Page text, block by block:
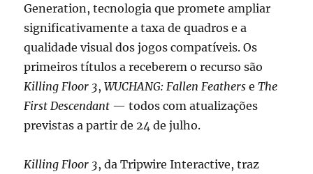
Generation, tecnologia que promete ampliar
significativamente a taxa de quadros e a
qualidade visual dos jogos compatíveis. Os
primeiros títulos a receberem o recurso são
Killing Floor 3,WUCHANG: Fallen Feathers eThe
First Descendant — todos com atualizações
previstas a partir de 24 de julho.
Killing Floor 3, da Tripwire Interactive, traz